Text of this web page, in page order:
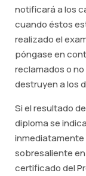
notificará a los
cuando éstos
realizado el
póngase en
reclamados o
destruyen a los
Si el resultado
diploma se
inmediatamente
sobresaliente
certificado del